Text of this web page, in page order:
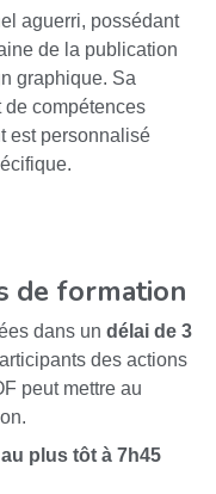
aguerri, possédant
de la publication
graphique. Sa
de compétences
est personnalisé
de formation
dans un délai de 3
des actions
peut mettre au
au plus tôt à 7h45